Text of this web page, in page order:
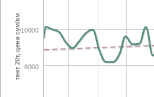
8000
10000
тент 20т, цена сум/км